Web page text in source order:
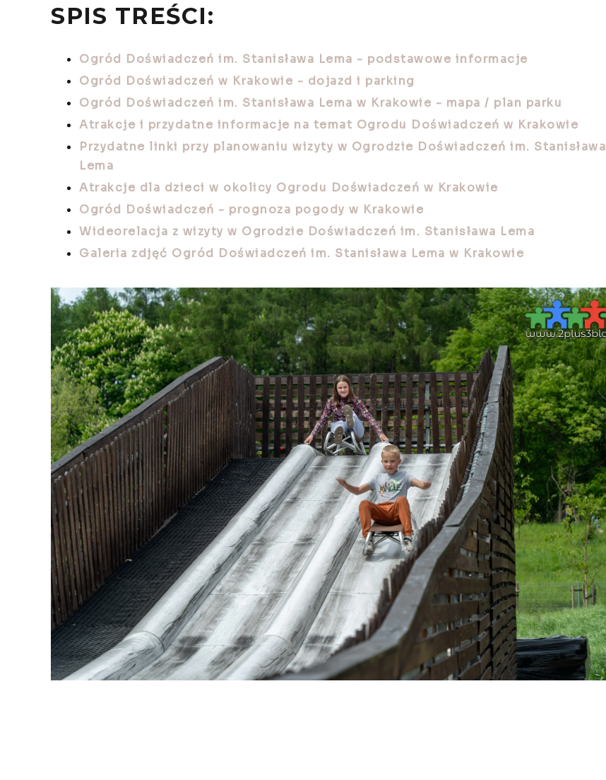
SPIS TREŚCI:
Ogród Doświadczeń im. Stanisława Lema - podstawowe informacje
Ogród Doświadczeń w Krakowie - dojazd i parking
Ogród Doświadczeń im. Stanisława Lema w Krakowie - mapa / plan parku
Atrakcje i przydatne informacje na temat Ogrodu Doświadczeń w Krakowie
Przydatne linki przy planowaniu wizyty w Ogrodzie Doświadczeń im. Stanisława
Lema
Atrakcje dla dzieci w okolicy Ogrodu Doświadczeń w Krakowie
Ogród Doświadczeń - prognoza pogody w Krakowie
Wideorelacja z wizyty w Ogrodzie Doświadczeń im. Stanisława Lema
Galeria zdjęć Ogród Doświadczeń im. Stanisława Lema w Krakowie